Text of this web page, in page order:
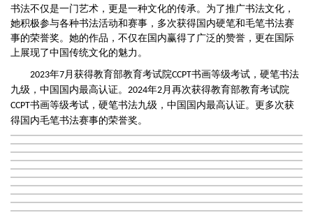
书法不仅是一门艺术，更是一种文化的传承。为了推广书法文化，
她积极参与各种书法活动和赛事，多次获得国内硬笔和毛笔书法赛
事的荣誉奖。她的作品，不仅在国内赢得了广泛的赞誉，更在国际
上展现了中国传统文化的魅力。
2023年7 月获得教育部教育考试院CCPT书画等级考试 ， 硬笔书法
九级 ， 中国国内最高认证。 2024年2 月再次获得教育部教育考试院
CCPT书画等级考试 ， 硬笔书法九级 ， 中国国内最高认证。 更多次获
得国内毛笔书法赛事的荣誉奖。